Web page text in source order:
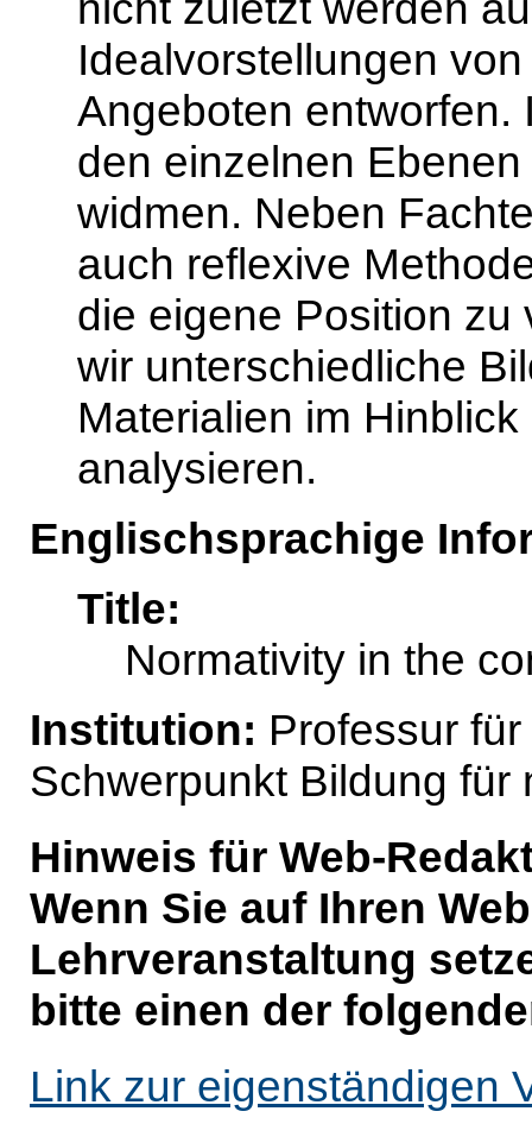
Idealvorstellungen
Angeboten entworfen.
den einzelnen
widmen. Neben
auch reflexive
die eigene Position
wir unterschiedliche
Materialien im
analysieren.
Englischsprachige
Title:
Normativity in the
Institution: Professur
Schwerpunkt Bildung
Hinweis für Web-
Wenn Sie auf Ihren
Lehrveranstaltung
bitte einen der
Link zur eigenständigen